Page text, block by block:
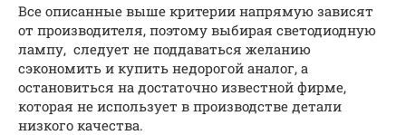
Все описанные выше критерии напрямую зависят
от производителя, поэтому выбирая светодиодную
лампу, следует не поддаваться желанию
сэкономить и купить недорогой аналог, а
остановиться на достаточно известной фирме,
которая не использует в производстве детали
низкого качества.